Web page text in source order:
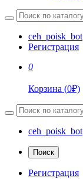
ceh_poisk_bot
Регистрация
0
Корзина (0₽)
ceh_poisk_bot
Поиск
Регистрация